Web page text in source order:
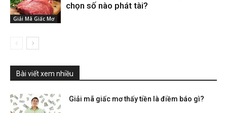
Giải Mã Giấc Mơ
chọn số nào phát tài?
Bài viết xem nhiều
Giải mã giấc mơ thấy tiền là điềm báo gì?